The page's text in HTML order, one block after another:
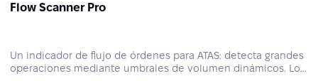
Flow Scanner Pro
Un indicador de flujo de órdenes para ATAS: detecta grandes
operaciones mediante umbrales de volumen dinámicos. Los